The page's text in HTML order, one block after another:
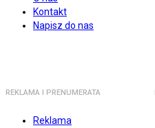
Kontakt
Napisz do nas
REKLAMA I PRENUMERATA
Reklama